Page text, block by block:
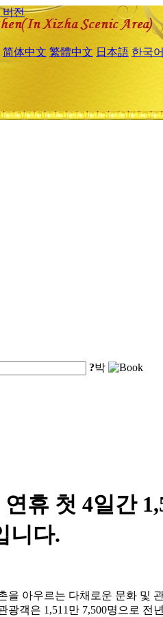
버전
简体中文 繁體中文 日本語 한국어
?박
휴 첫 4일간
니다.
아우르는 다채로운 문화 및
객은 1,511만 7,500명으로